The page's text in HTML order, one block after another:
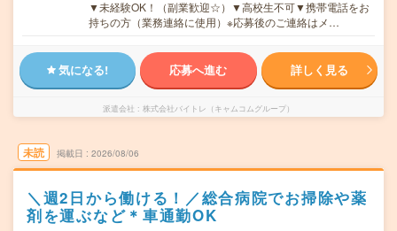
▼未経験OK！（副業歓迎☆）▼高校生不可▼携帯電話をお
持ちの方（業務連絡に使用）※応募後のご連絡はメ…
気になる! 応募へ進む 詳しく見る
派遣会社 株式会社バイトレ（キャムコムグループ）
未読 掲載日 2026/08/06
＼週2日から働ける！／総合病院でお掃除や薬
剤を運ぶなど＊車通勤OK